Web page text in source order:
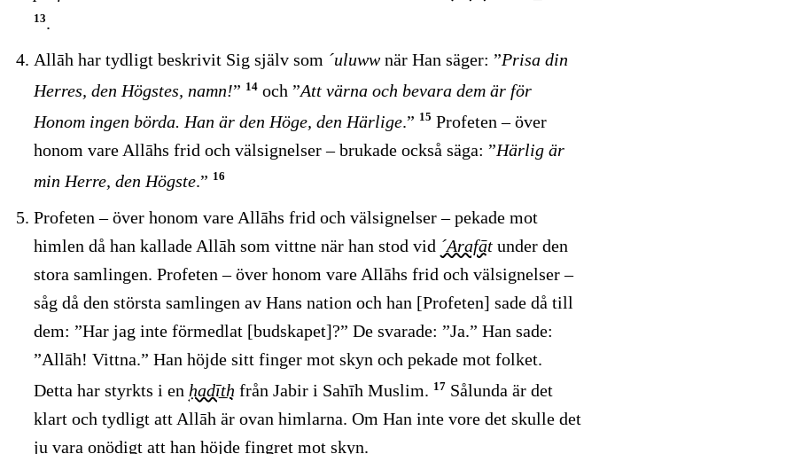
13
Allāh har tydligt beskrivit Sig själv som ´uluwwnär Han säger: ”Prisa din
Herres, den Högstes, namn!” 14 och ”Att värna och bevara dem är för
Honom ingen börda. Han är den Höge, den Härlige.” 15 Profeten – över
honom vare Allāhs frid och välsignelser – brukade också säga: ”Härlig är
min Herre, den Högste .” 16
Profeten – över honom vare Allāhs frid och välsignelser – pekade mot
himlen då han kallade Allāh som vittne när han stod vid ´Arafāt under den
stora samlingen. Profeten – över honom vare Allāhs frid och välsignelser –
såg då den största samlingen av Hans nation och han [Profeten] sade då till
dem: ”Har jag inte förmedlat [budskapet]?” De svarade: ”Ja.” Han sade:
”Allāh! Vittna.” Han höjde sitt finger mot skyn och pekade mot folket.
Detta har styrkts i en ḥadīt̲h från Jabir i Sahīh Muslim. 17 Sålunda är det
klart och tydligt att Allāh är ovan himlarna. Om Han inte vore det skulle det
ju vara onödigt att han höjde fingret mot skyn.